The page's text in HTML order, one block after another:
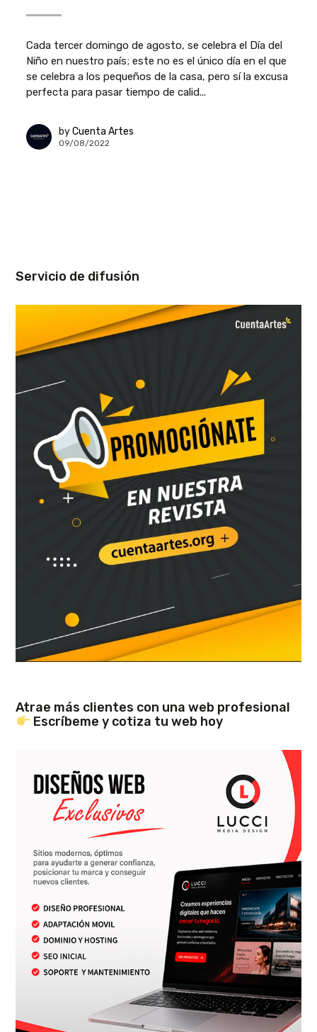
Cada tercer domingo de agosto, se celebra el Día del
Niño en nuestro país; este no es el único día en el que
se celebra a los pequeños de la casa, pero sí la excusa
perfecta para pasar tiempo de calid...
by Cuenta Artes
09/08/2022
Servicio de difusión
Atrae más clientes con una web profesional
Escríbeme y cotiza tu web hoy